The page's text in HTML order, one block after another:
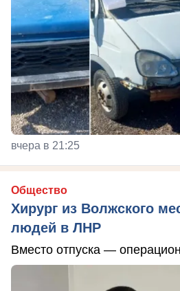
вчера в 21:25
Общество
Хирург из Волжского
людей в ЛНР
Вместо отпуска —